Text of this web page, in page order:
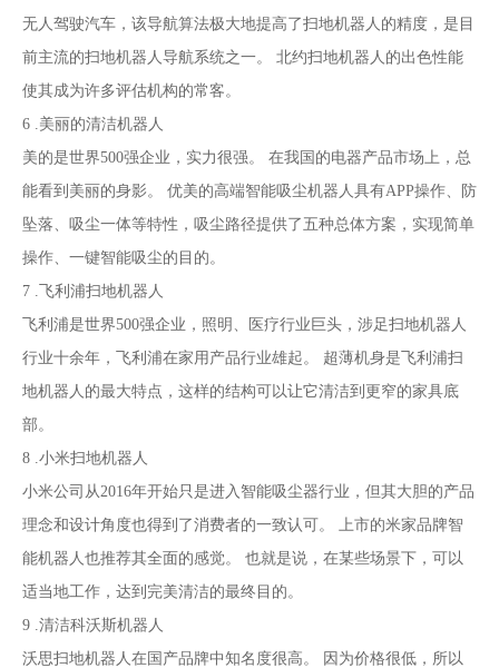
无人驾驶汽车，该导航算法极大地提高了扫地机器人的精度，是目
前主流的扫地机器人导航系统之一。 北约扫地机器人的出色性能
使其成为许多评估机构的常客。
6 .美丽的清洁机器人
美的是世界500强企业，实力很强。 在我国的电器产品市场上，总
能看到美丽的身影。 优美的高端智能吸尘机器人具有APP操作、防
坠落、吸尘一体等特性，吸尘路径提供了五种总体方案，实现简单
操作、一键智能吸尘的目的。
7 .飞利浦扫地机器人
飞利浦是世界500强企业，照明、医疗行业巨头，涉足扫地机器人
行业十余年，飞利浦在家用产品行业雄起。 超薄机身是飞利浦扫
地机器人的最大特点，这样的结构可以让它清洁到更窄的家具底
部。
8 .小米扫地机器人
小米公司从2016年开始只是进入智能吸尘器行业，但其大胆的产品
理念和设计角度也得到了消费者的一致认可。 上市的米家品牌智
能机器人也推荐其全面的感觉。 也就是说，在某些场景下，可以
适当地工作，达到完美清洁的最终目的。
9 .清洁科沃斯机器人
沃思扫地机器人在国产品牌中知名度很高。 因为价格很低，所以